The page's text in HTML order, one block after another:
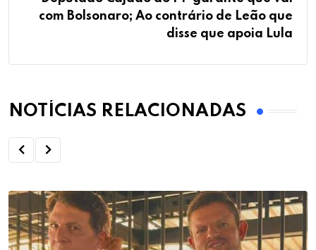
com Bolsonaro; Ao contrário de Leão que
disse que apoia Lula
NOTÍCIAS RELACIONADAS